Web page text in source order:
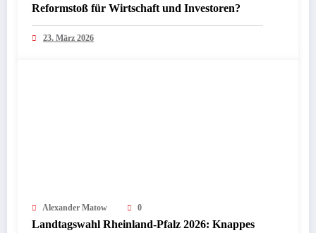
Reformstoß für Wirtschaft und Investoren?
23. März 2026
Alexander Matow 0
Landtagswahl Rheinland-Pfalz 2026: Knappes